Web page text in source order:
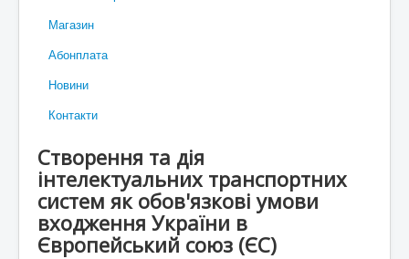
Магазин
Абонплата
Новини
Контакти
Створення та дія
інтелектуальних транспортних
систем як обов'язкові умови
входження України в
Європейський союз (ЄС)